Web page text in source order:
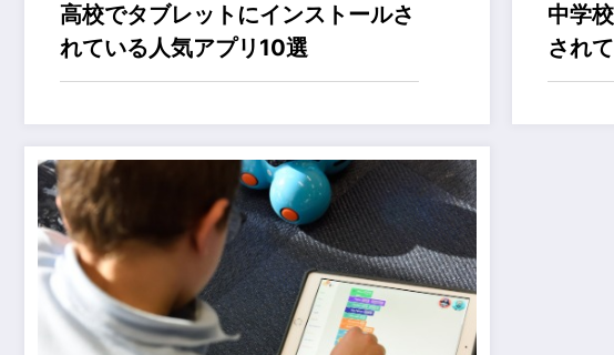
高校でタブレットにインストールさ
れている人気アプリ10選
中学
され